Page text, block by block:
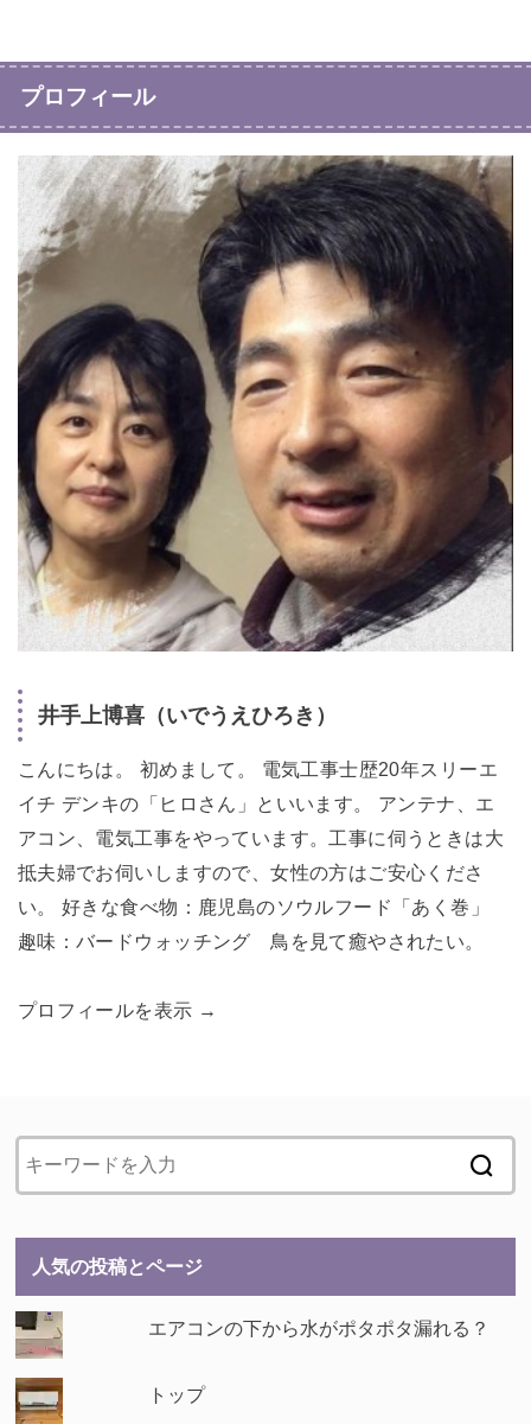
プロフィール
井手上博喜（いでうえひろき）
こんにちは。 初めまして。 電気工事士歴20年スリーエ
イチ デンキの「ヒロさん」といいます。 アンテナ、エ
アコン、電気工事をやっています。工事に伺うときは大
抵夫婦でお伺いしますので、女性の方はご安心くださ
い。 好きな食べ物：鹿児島のソウルフード「あく巻」
趣味：バードウォッチング 鳥を見て癒やされたい。
プロフィールを表示 →
人気の投稿とページ
エアコンの下から水がポタポタ漏れる？
トップ